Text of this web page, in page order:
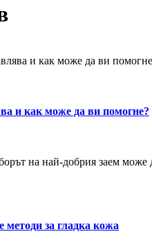
и как може да ви
и как може да ви помогне?
на най-добрия заем
методи за гладка кожа